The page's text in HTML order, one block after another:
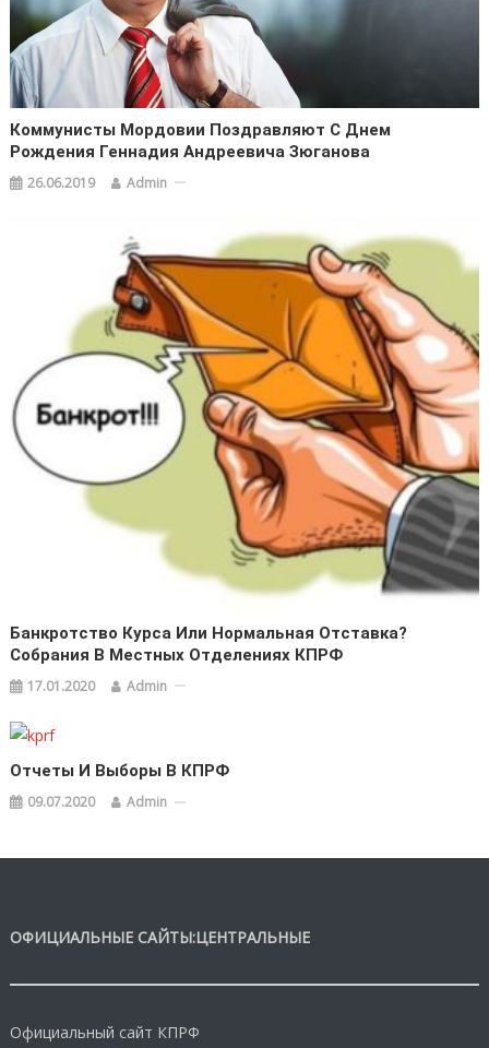
Коммунисты Мордовии Поздравляют С Днем
Рождения Геннадия Андреевича Зюганова
26.06.2019 Admin
Банкротство Курса Или Нормальная Отставка?
Собрания В Местных Отделениях КПРФ
17.01.2020 Admin
Отчеты И Выборы В КПРФ
09.07.2020 Admin
ОФИЦИАЛЬНЫЕ САЙТЫ:ЦЕНТРАЛЬНЫЕ
Официальный сайт КПРФ